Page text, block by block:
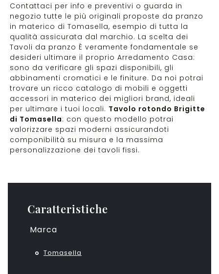
Contattaci per info e preventivi o guarda in
negozio tutte le più originali proposte da pranzo
in materico di Tomasella, esempio di tutta la
qualità assicurata dal marchio. La scelta dei
Tavoli da pranzo È veramente fondamentale se
desideri ultimare il proprio Arredamento Casa:
sono da verificare gli spazi disponibili, gli
abbinamenti cromatici e le finiture. Da noi potrai
trovare un ricco catalogo di mobili e oggetti
accessori in materico dei migliori brand, ideali
per ultimare i tuoi locali. Tavolo rotondo Brigitte
di Tomasella: con questo modello potrai
valorizzare spazi moderni assicurandoti
componibilità su misura e la massima
personalizzazione dei tavoli fissi.
Caratteristiche
Marca
Tomasella